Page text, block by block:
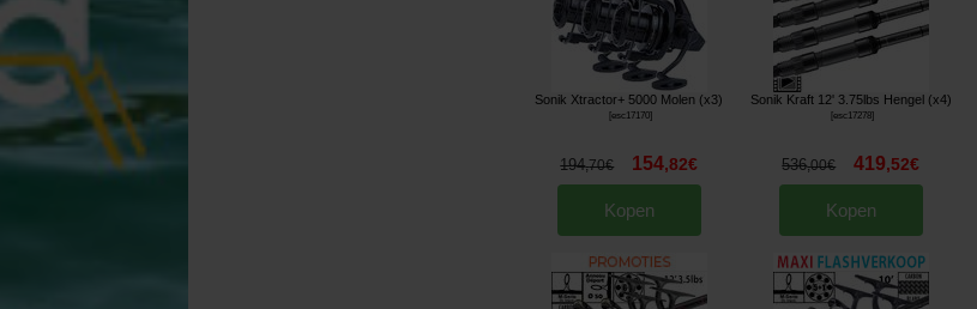
Sonik Xtractor+ 5000 Molen (x3)
[esc17170]
194,70€ 154,82€
Kopen
Sonik Kraft 12' 3.75lbs Hengel (x4)
[esc17278]
536,00€ 419,52€
Kopen